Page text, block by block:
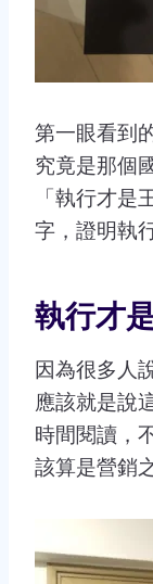
第一眼看到
究竟是那個
「執行才是
字，證明執
執行才
因為很多人
應該就是說
時間閱讀，
該算是營銷